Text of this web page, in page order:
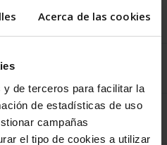
Acerca de las cookies
de terceros para facilitar la
de estadísticas de uso
campañas
el tipo de cookies a utilizar
para acceder a la jubilación